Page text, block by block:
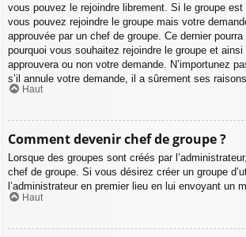
vous pouvez le rejoindre librement. Si le groupe est
vous pouvez rejoindre le groupe mais votre
approuvée par un chef de groupe. Ce dernier
pourquoi vous souhaitez rejoindre le groupe et ainsi
approuvera ou non votre demande. N’importunez
s’il annule votre demande, il a sûrement ses raisons.
Haut
Comment devenir chef de groupe ?
Lorsque des groupes sont créés par
chef de groupe. Si vous désirez créer un groupe
l’administrateur en premier lieu en lui envoyant un
Haut